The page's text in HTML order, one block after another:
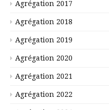
Agrégation 2017
Agrégation 2018
Agrégation 2019
Agrégation 2020
Agrégation 2021
Agrégation 2022